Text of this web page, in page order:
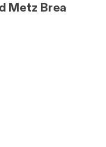
Metz Brea